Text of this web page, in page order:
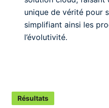
unique de vérité pour
simplifiant ainsi les
l’évolutivité.
Résultats